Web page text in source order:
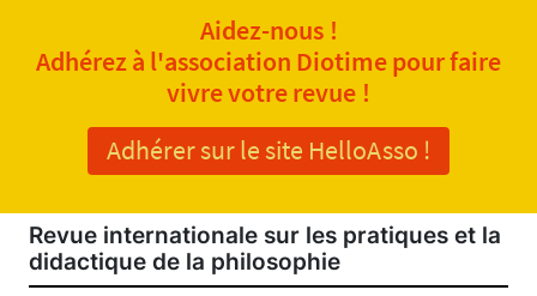
Aidez-nous !
Adhérez à l'association Diotime pour faire
vivre votre revue !
Adhérer sur le site HelloAsso !
Revue internationale sur les pratiques et la
didactique de la philosophie